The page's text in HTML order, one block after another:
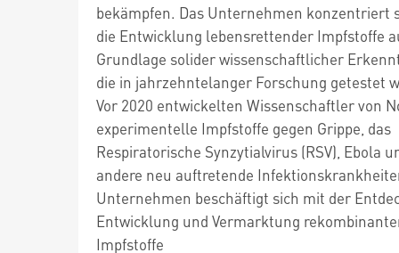
bekämpfen. Das Unternehmen konzentriert
die Entwicklung lebensrettender Impfstoffe
Grundlage solider wissenschaftlicher
die in jahrzehntelanger Forschung getestet
Vor 2020 entwickelten Wissenschaftler von
experimentelle Impfstoffe gegen Grippe, das
Respiratorische Synzytialvirus (RSV), Ebola
andere neu auftretende
Unternehmen beschäftigt sich mit der
Entwicklung und Vermarktung
Impfstoffe